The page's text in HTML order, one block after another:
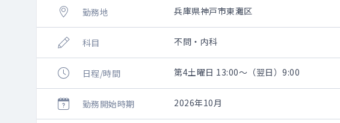
勤務地 兵庫県神戸市東灘区
科目 不問・内科
日程/時間 第4土曜日 13:00～（翌日）9:00
勤務開始時期 2026年10月